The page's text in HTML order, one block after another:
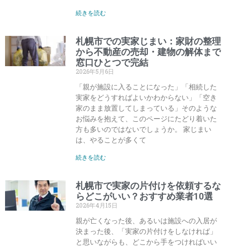
続きを読む
札幌市での実家じまい：家財の整理
から不動産の売却・建物の解体まで
窓口ひとつで完結
2026年5月6日
「親が施設に入ることになった」「相続した
実家をどうすればよいかわからない」「空き
家のまま放置してしまっている」そのような
お悩みを抱えて、このページにたどり着いた
方も多いのではないでしょうか。 家じまい
は、やることが多くて
続きを読む
札幌市で実家の片付けを依頼するな
らどこがいい？おすすめ業者10選
2026年4月15日
親が亡くなった後、あるいは施設への入居が
決まった後、「実家の片付けをしなければ」
と思いながらも、どこから手をつければいい